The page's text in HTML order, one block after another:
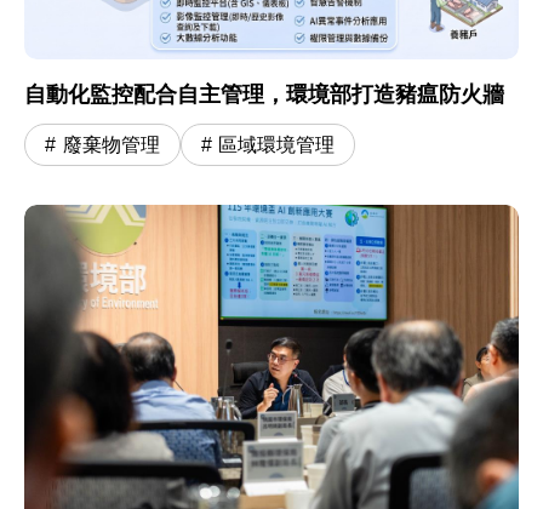
自動化監控配合自主管理，環境部打造豬瘟防火牆
廢棄物管理 區域環境管理